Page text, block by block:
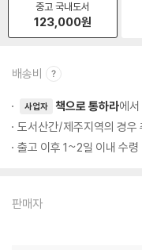
중고 국내도서
123,000원
배송비
사업자 책으로 통하라에
도서산간/제주지역의 경우
출고 이후 1~2일 이내 수령
판매자